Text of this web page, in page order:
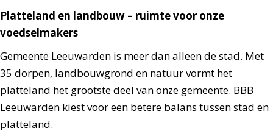
Platteland en landbouw – ruimte voor onze
voedselmakers
Gemeente Leeuwarden is meer dan alleen de stad. Met
35 dorpen, landbouwgrond en natuur vormt het
platteland het grootste deel van onze gemeente. BBB
Leeuwarden kiest voor een betere balans tussen stad en
platteland.